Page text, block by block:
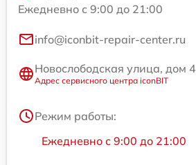
Ежедневно с 9:00 до 21:00
info@iconbit-repair-center.ru
Новослободская улица, дом 4
Адрес сервисного центра iconBIT
Режим работы:
Ежедневно с 9:00 до 21:00